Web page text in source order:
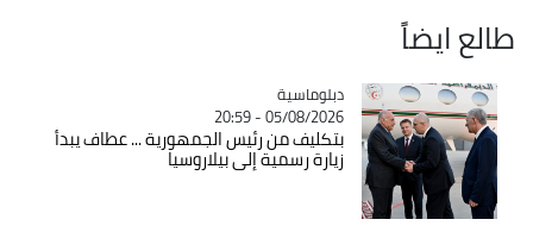
طالع ايضاً
Catégorie
دبلوماسية
05/08/2026 - 20:59
بتكليف من رئيس الجمهورية ... عطاف يبدأ
زيارة رسمية إلى بيلاروسيا